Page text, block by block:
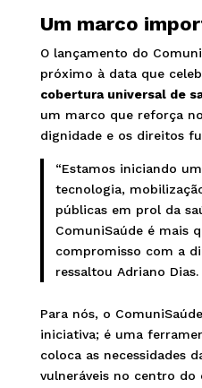
Um marco
O lançamento do
próximo à data que
cobertura universal de
um marco que reforça
dignidade e os direitos
“Estamos iniciando
tecnologia,
públicas em prol da
ComuniSaúde é mais
compromisso com a
ressaltou Adriano Dias.
Para nós, o
iniciativa; é uma
coloca as necessidades
vulneráveis no centro do